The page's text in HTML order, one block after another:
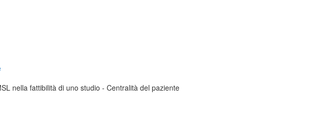
nella fattibilità di uno studio - Centralità del paziente